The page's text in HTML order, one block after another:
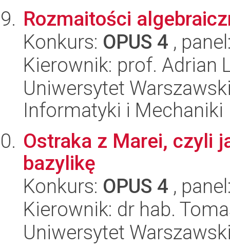
Rozmaitości
Konkurs: OPUS 4 ,
Kierownik: prof. Adrian
Uniwersytet
Informatyki i Mechaniki
Ostraka z Marei, czyli
bazylikę
Konkurs: OPUS 4 ,
Kierownik: dr hab.
Uniwersytet